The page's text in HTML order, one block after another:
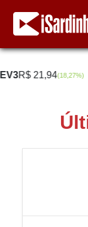
R$ 21,94(18,27%)